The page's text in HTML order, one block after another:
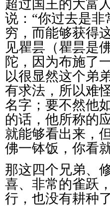
超过国王的大富
说： “你过去是非
穷，而能够获得
见瞿昙（瞿昙是
陀，因为布施了
以很显然这个弟
有求法，所以难
名字；要不然他
的话，他所称的
就能够看出来，
佛一钵饭，你看
那这四个兄弟、
喜、非常的雀跃
行，也没有耕种